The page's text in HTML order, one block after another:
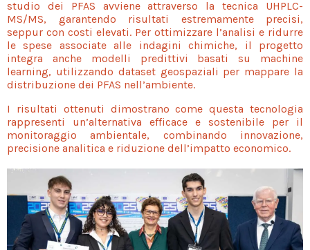
studio dei PFAS avviene attraverso la tecnica UHPLC-
MS/MS, garantendo risultati estremamente precisi,
seppur con costi elevati. Per ottimizzare l’analisi e ridurre
le spese associate alle indagini chimiche, il progetto
integra anche modelli predittivi basati su machine
learning, utilizzando dataset geospaziali per mappare la
distribuzione dei PFAS nell’ambiente.
I risultati ottenuti dimostrano come questa tecnologia
rappresenti un’alternativa efficace e sostenibile per il
monitoraggio ambientale, combinando innovazione,
precisione analitica e riduzione dell’impatto economico.